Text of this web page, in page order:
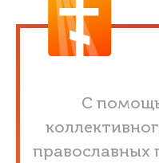
С
православных